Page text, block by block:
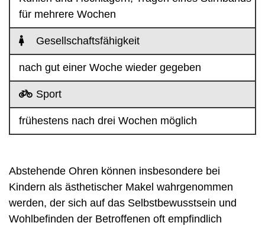
für mehrere Wochen
Gesellschaftsfähigkeit
nach gut einer Woche wieder gegeben
Sport
frühestens nach drei Wochen möglich
Abstehende Ohren können insbesondere bei
Kindern als ästhetischer Makel wahrgenommen
werden, der sich auf das Selbstbewusstsein und
Wohlbefinden der Betroffenen oft empfindlich